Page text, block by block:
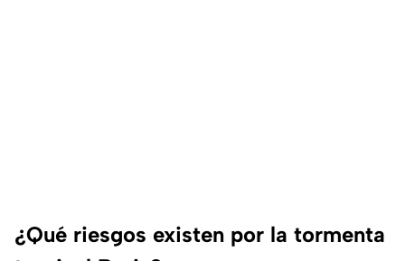
¿Qué riesgos existen por la tormenta